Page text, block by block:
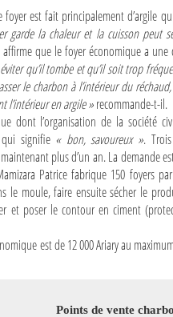
foyer est fait principalement d’argile
garde la chaleur et la cuisson peut
affirme que le foyer économique a
qu’il tombe et qu’il soit trop
le charbon à l’intérieur du
l’intérieur en argile »recommande-t-il.
dont l’organisation de la société
signifie« bon, savoureux ».
plus d’un an. La demande
Patrice fabrique 150 foyers
le moule, faire ensuite sécher le
et poser le contour en ciment
est de 12 000 Ariary au
Points de vente